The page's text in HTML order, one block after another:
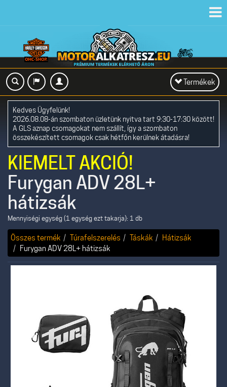
Toggle
navigation
Termékek
Kedves Ügyfelünk!
2026.08.08-án szombaton üzletünk nyitva tart 9:30-17:30 között!
A GLS aznap csomagokat nem szállít, így a szombaton
összekészített csomagok csak hétfőn kerülnek átadásra!
KIEMELT AKCIÓ!
Furygan ADV 28L+
hátizsák
Mennyiségi egység (1 egység ezt takarja): 1 db
Összes termék Túrafelszerelés Táskák
Hátizsák
Furygan ADV 28L+ hátizsák